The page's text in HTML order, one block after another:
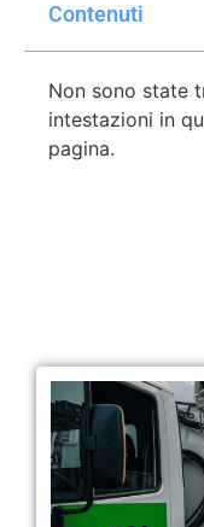
Contenuti
Non sono state
intestazioni in
pagina.